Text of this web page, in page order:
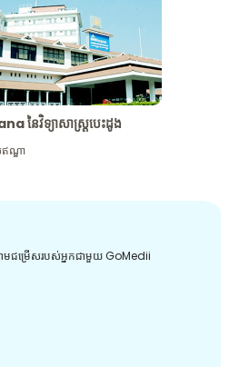
នៃវិទ្យាសាស្រ្តបេះដូង
ណ្ឌា
ាមជម្រើសរបស់អ្នកជាមួយ GoMedii